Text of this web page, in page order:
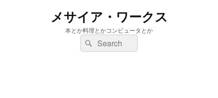
メサイア・ワークス
本とか料理とかコンピュータとか
検
索:
検
索